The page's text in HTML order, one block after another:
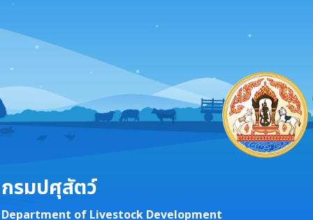
กรมปศุสัตว์
Department of Livestock Development